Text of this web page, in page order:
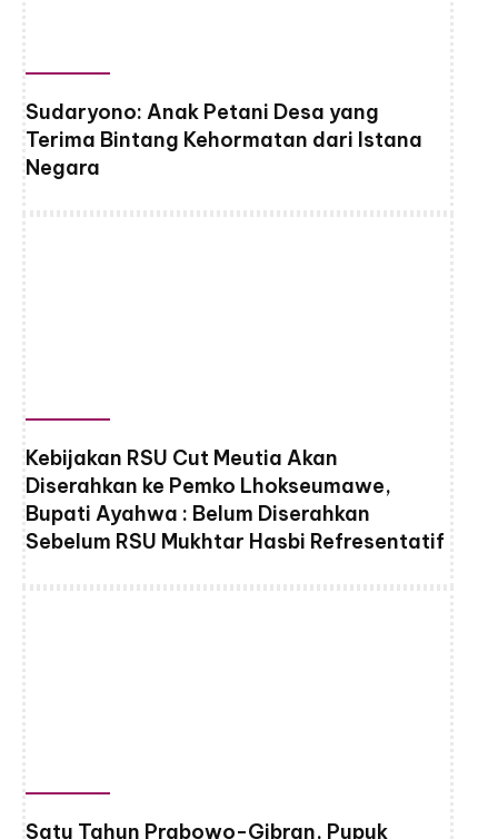
Sudaryono: Anak Petani Desa yang
Terima Bintang Kehormatan dari Istana
Negara
Kebijakan RSU Cut Meutia Akan
Diserahkan ke Pemko Lhokseumawe,
Bupati Ayahwa : Belum Diserahkan
Sebelum RSU Mukhtar Hasbi Refresentatif
Satu Tahun Prabowo-Gibran, Pupuk